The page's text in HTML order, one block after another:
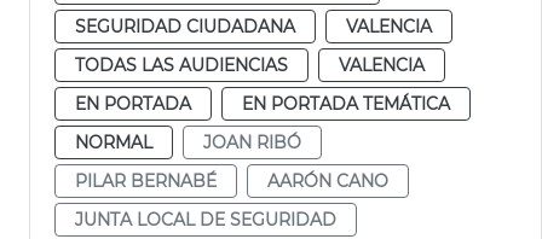
SEGURIDAD CIUDADANA
VALENCIA
TODAS LAS AUDIENCIAS
VALENCIA
EN PORTADA
EN PORTADA TEMÁTICA
NORMAL
JOAN RIBÓ
PILAR BERNABÉ
AARÓN CANO
JUNTA LOCAL DE SEGURIDAD